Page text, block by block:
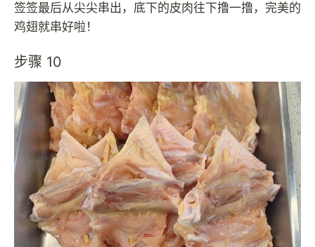
签签最后从尖尖串出，底下的皮肉往下撸一撸，完美的
鸡翅就串好啦！
步骤 10